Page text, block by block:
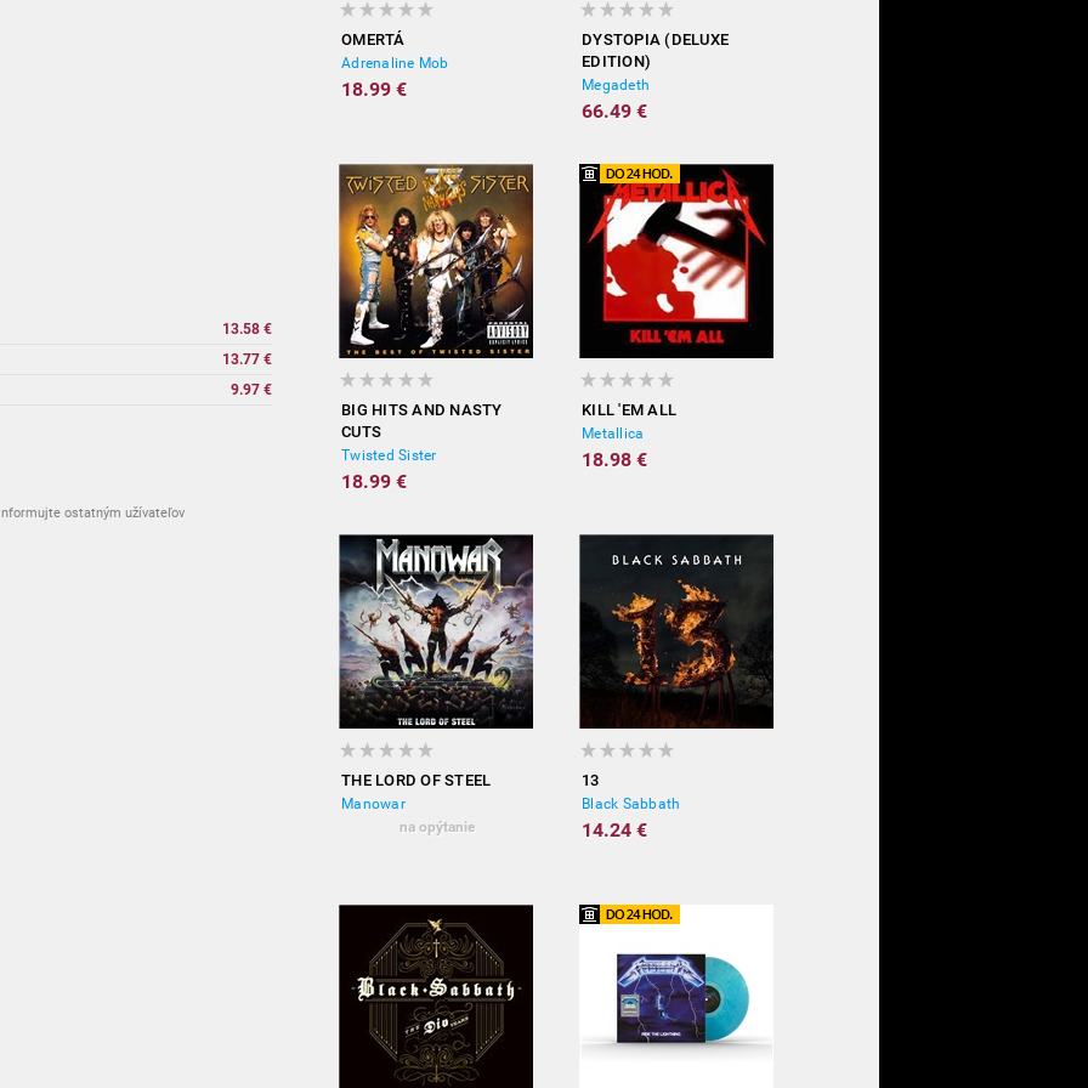
13.58 €
13.77 €
9.97 €
ostatným užívateľov
OMERTÁ
Adrenaline Mob
18.99 €
DYSTOPIA (DELUXE
EDITION)
Megadeth
66.49 €
BIG HITS AND NASTY
CUTS
Twisted Sister
18.99 €
KILL 'EM ALL
Metallica
18.98 €
THE LORD OF STEEL
Manowar
na opýtanie
13
Black Sabbath
14.24 €